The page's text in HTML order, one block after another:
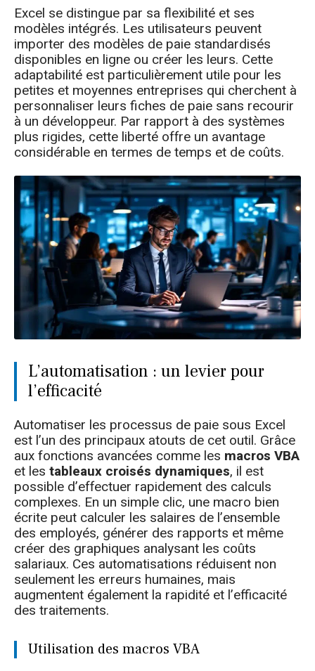
Excel se distingue par sa flexibilité et ses
modèles intégrés. Les utilisateurs peuvent
importer des modèles de paie standardisés
disponibles en ligne ou créer les leurs. Cette
adaptabilité est particulièrement utile pour les
petites et moyennes entreprises qui cherchent à
personnaliser leurs fiches de paie sans recourir
à un développeur. Par rapport à des systèmes
plus rigides, cette liberté offre un avantage
considérable en termes de temps et de coûts.
L’automatisation : un levier pour
l’efficacité
Automatiser les processus de paie sous Excel
est l’un des principaux atouts de cet outil. Grâce
aux fonctions avancées comme les macros VBA
et les tableaux croisés dynamiques, il est
possible d’effectuer rapidement des calculs
complexes. En un simple clic, une macro bien
écrite peut calculer les salaires de l’ensemble
des employés, générer des rapports et même
créer des graphiques analysant les coûts
salariaux. Ces automatisations réduisent non
seulement les erreurs humaines, mais
augmentent également la rapidité et l’efficacité
des traitements.
Utilisation des macros VBA